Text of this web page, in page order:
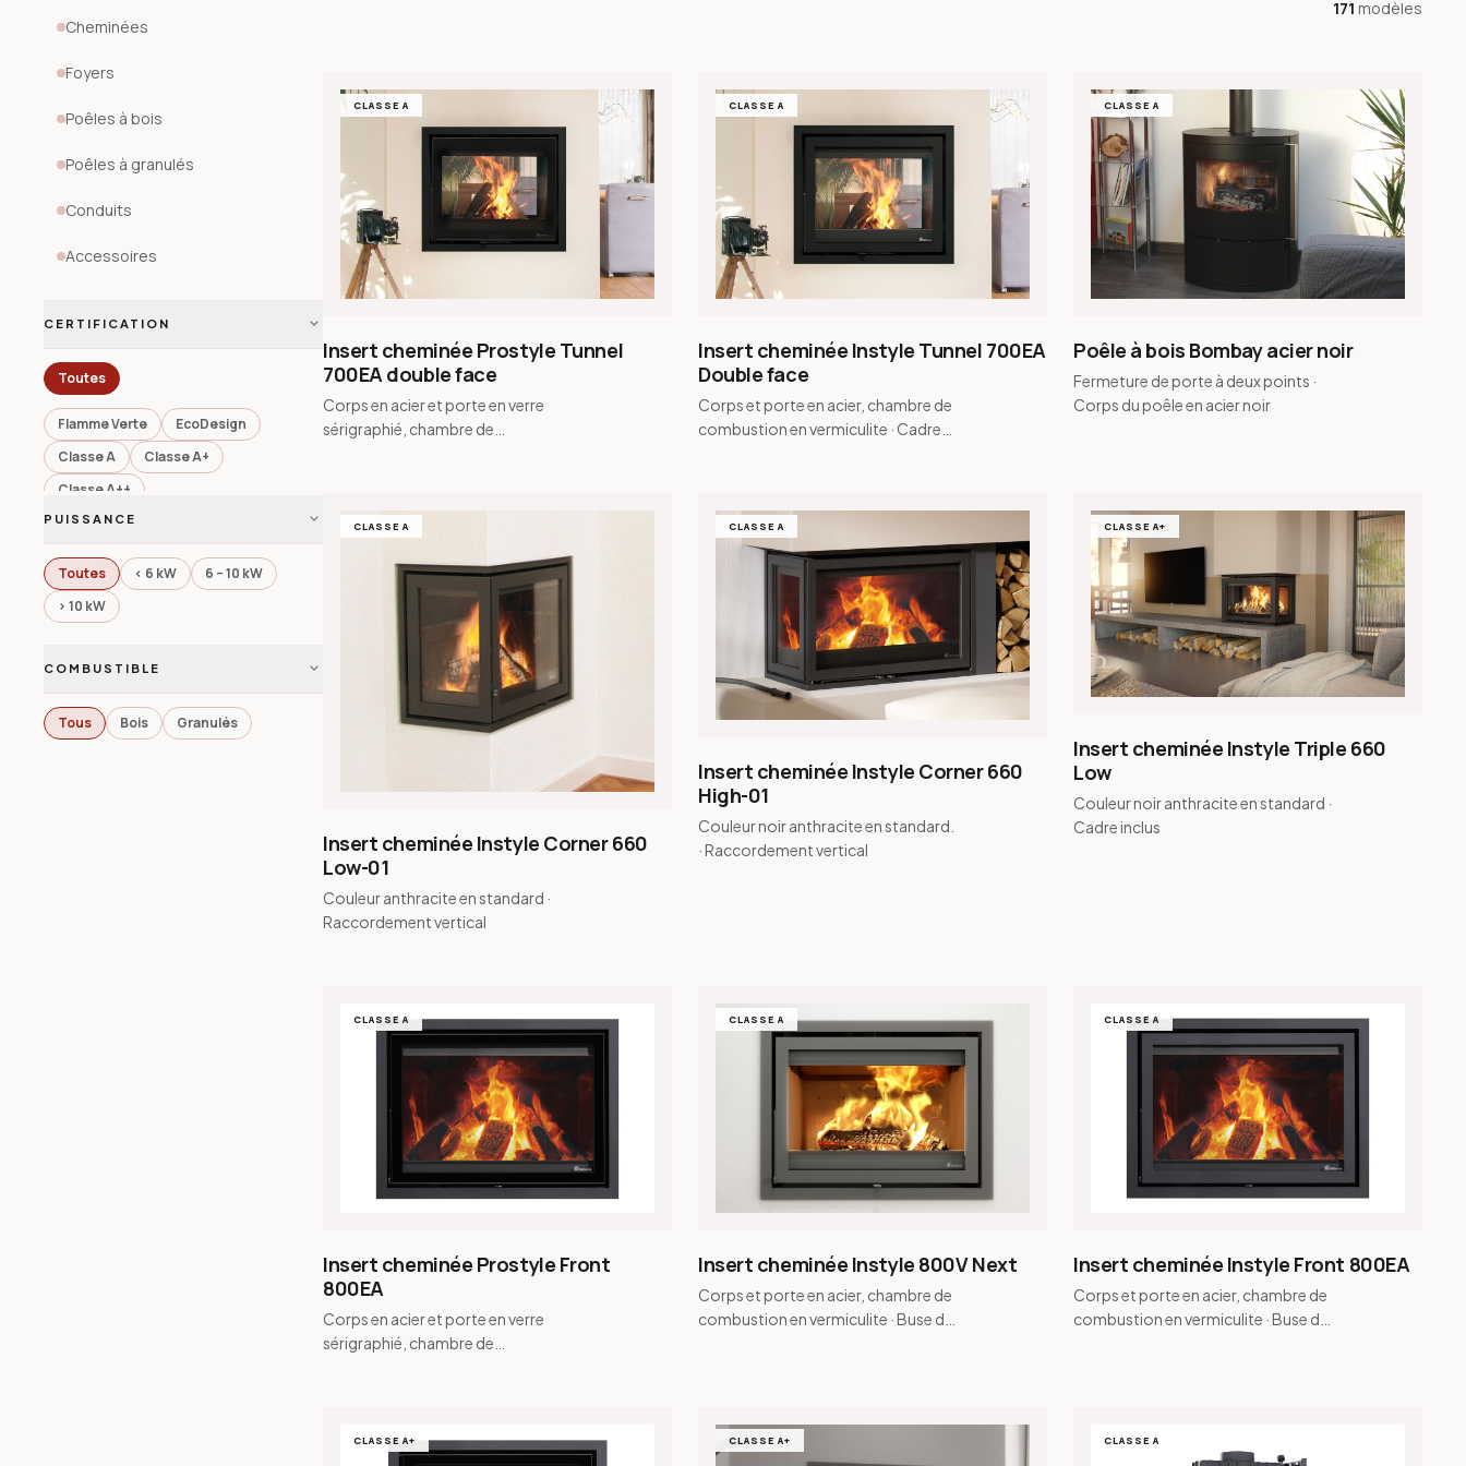
Cheminées
Foyers
Poêles à bois
Poêles à granulés
Conduits
Accessoires
CERTIFICATION expand_more
Toutes
Flamme Verte
EcoDesign
Classe A
Classe A+
Classe A++
PUISSANCE expand_more
Toutes < 6 kW
6 – 10 kW
> 10 kW
COMBUSTIBLE expand_more
Tous Bois Granulés
171 modèles
CLASSE A
Insert cheminée Prostyle Tunnel
700EA double face
Corps en acier et porte en verre
sérigraphié, chambre de
CLASSE A
Insert cheminée Instyle Tunnel 700EA
Double face
Corps et porte en acier, chambre de
combustion en vermiculite · Cadre
CLASSE A
Poêle à bois Bombay acier noir
Fermeture de porte à deux points ·
Corps du poêle en acier noir
CLASSE A
Insert cheminée Instyle Corner 660
Low-01
Couleur anthracite en standard ·
Raccordement vertical
CLASSE A
Insert cheminée Instyle Corner 660
High-01
Couleur noir anthracite en standard.
· Raccordement vertical
CLASSE A+
Insert cheminée Instyle Triple 660
Low
Couleur noir anthracite en standard ·
Cadre inclus
CLASSE A
Insert cheminée Prostyle Front
800EA
Corps en acier et porte en verre
sérigraphié, chambre de
CLASSE A
Insert cheminée Instyle 800V Next
Corps et porte en acier, chambre de
combustion en vermiculite · Buse de
CLASSE A
Insert cheminée Instyle Front 800EA
Corps et porte en acier, chambre de
combustion en vermiculite · Buse de
CLASSE A+ CLASSE A+ CLASSE A